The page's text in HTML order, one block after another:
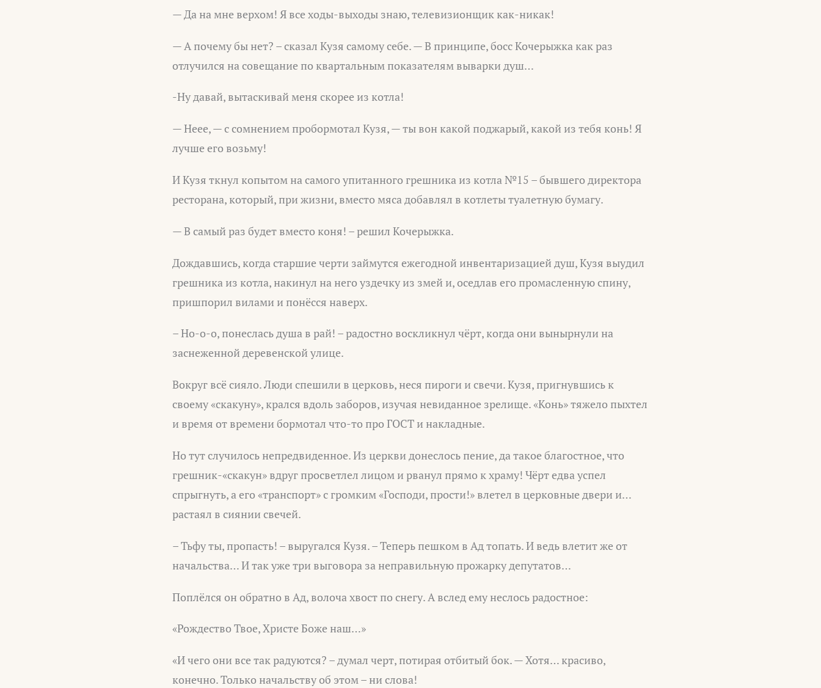
— Да на мне верхом! Я все ходы-выходы знаю, телевизионщик как-никак!
— А почему бы нет? – сказал Кузя самому себе. — В принципе, босс Кочерыжка как раз
отлучился на совещание по квартальным показателям выварки душ…
-Ну давай, вытаскивай меня скорее из котла!
— Неее, — с сомнением пробормотал Кузя, — ты вон какой поджарый, какой из тебя конь! Я
лучше его возьму!
И Кузя ткнул копытом на самого упитанного грешника из котла №15 – бывшего директора
ресторана, который, при жизни, вместо мяса добавлял в котлеты туалетную бумагу.
— В самый раз будет вместо коня! – решил Кочерыжка.
Дождавшись, когда старшие черти займутся ежегодной инвентаризацией душ, Кузя выудил
грешника из котла, накинул на него уздечку из змей и, оседлав его промасленную спину,
пришпорил вилами и понёсся наверх.
– Но-о-о, понеслась душа в рай! – радостно воскликнул чёрт, когда они вынырнули на
заснеженной деревенской улице.
Вокруг всё сияло. Люди спешили в церковь, неся пироги и свечи. Кузя, пригнувшись к
своему «скакуну», крался вдоль заборов, изучая невиданное зрелище. «Конь» тяжело пыхтел
и время от времени бормотал что-то про ГОСТ и накладные.
Но тут случилось непредвиденное. Из церкви донеслось пение, да такое благостное, что
грешник-«скакун» вдруг просветлел лицом и рванул прямо к храму! Чёрт едва успел
спрыгнуть, а его «транспорт» с громким «Господи, прости!» влетел в церковные двери и…
растаял в сиянии свечей.
– Тьфу ты, пропасть! – выругался Кузя. – Теперь пешком в Ад топать. И ведь влетит же от
начальства… И так уже три выговора за неправильную прожарку депутатов…
Поплёлся он обратно в Ад, волоча хвост по снегу. А вслед ему неслось радостное:
«Рождество Твое, Христе Боже наш…»
«И чего они все так радуются? – думал черт, потирая отбитый бок. — Хотя… красиво,
конечно. Только начальству об этом – ни слова!